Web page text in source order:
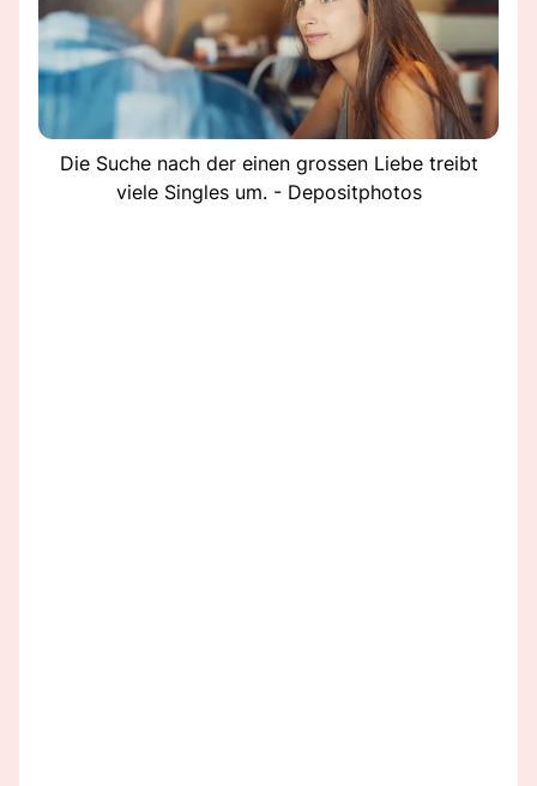
Die Suche nach der einen grossen Liebe treibt
viele Singles um. - Depositphotos